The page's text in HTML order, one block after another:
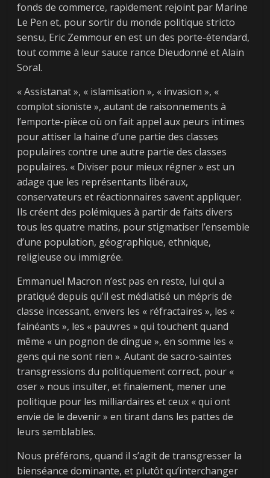
fonds de commerce, rapidement rejoint par Marine
Le Pen et, pour sortir du monde politique stricto
sensu, Eric Zemmour en est un des porte-étendard,
tout comme à leur sauce rance Dieudonné et Alain
Soral.
« Assistanat », « islamisation », « invasion », «
complot sioniste », autant de raisonnements à
l’emporte-pièce où on fait appel aux peurs intimes
pour attiser la haine d’une partie des classes
populaires contre une autre partie des classes
populaires. « Diviser pour mieux régner » est un
adage que les représentants libéraux,
conservateurs et réactionnaires savent appliquer.
Ils créent des polémiques à partir de faits divers
tous les quatre matins, pour stigmatiser l’ensemble
d’une population, géographique, ethnique,
religieuse ou immigrée.
Emmanuel Macron n’est pas en reste, lui qui a
pratiqué depuis qu’il est médiatisé un mépris de
classe incessant, envers les « réfractaires », les «
fainéants », les « pauvres » qui touchent quand
même « un pognon de dingue », en somme les «
gens qui ne sont rien ». Autant de sacro-saintes
transgressions du politiquement correct, pour «
oser » nous insulter, et finalement, mener une
politique pour les milliardaires et ceux « qui ont
envie de le devenir » en tirant dans les pattes de
leurs semblables.
Nous préférons, quand il s’agit de transgresser la
bienséance dominante, et plutôt qu’interchanger